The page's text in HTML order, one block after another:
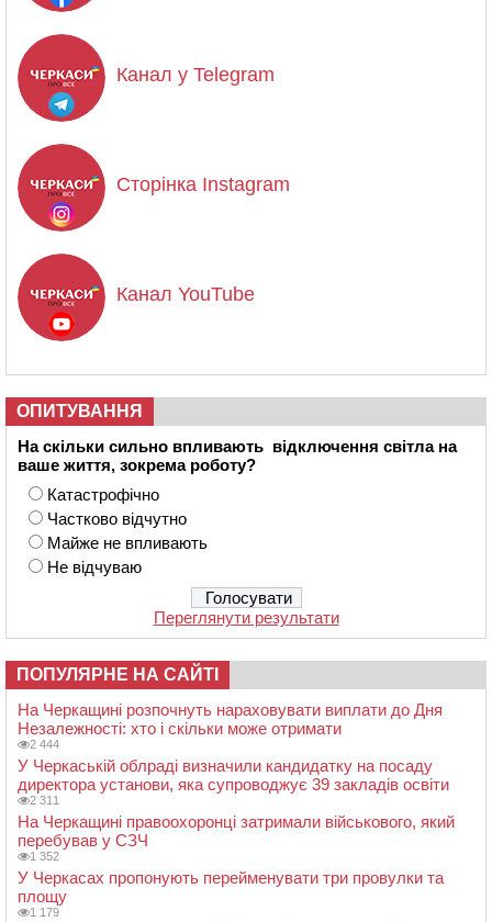
Канал у Telegram
Сторінка Instagram
Канал YouTube
ОПИТУВАННЯ
На скільки сильно впливають відключення світла на
ваше життя, зокрема роботу?
Катастрофічно
Частково відчутно
Майже не впливають
Не відчуваю
Переглянути результати
ПОПУЛЯРНЕ НА САЙТІ
На Черкащині розпочнуть нараховувати виплати до Дня
Незалежності: хто і скільки може отримати
2 444
У Черкаській облраді визначили кандидатку на посаду
директора установи, яка супроводжує 39 закладів освіти
2 311
На Черкащині правоохоронці затримали військового, який
перебував у СЗЧ
1 352
У Черкасах пропонують перейменувати три провулки та
площу
1 179